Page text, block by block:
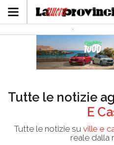
Tutte le notizie
E
Tutte le notizie su ville e
reale dalla